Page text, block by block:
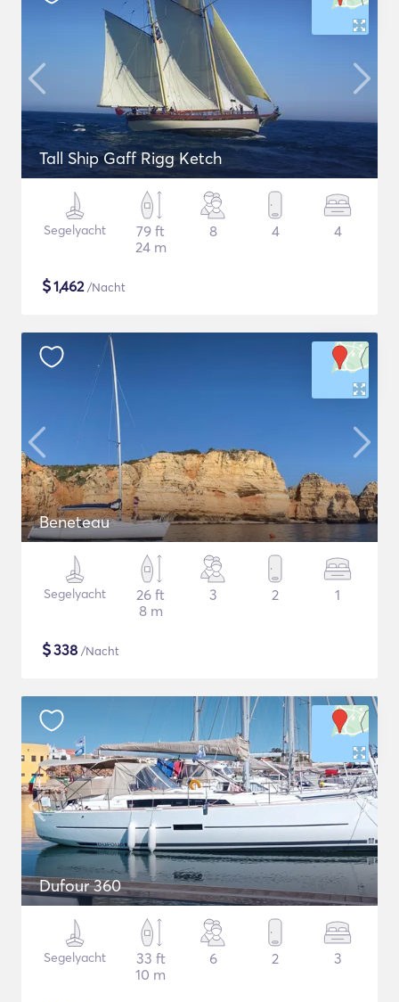
Tall Ship Gaff Rigg Ketch
Segelyacht
79 ft
24 m
8 4 4
$1,462/Nacht
Beneteau
Segelyacht
26 ft
8 m
3 2 1
$338 /Nacht
Dufour 360
Segelyacht
33 ft
10 m
6 2 3